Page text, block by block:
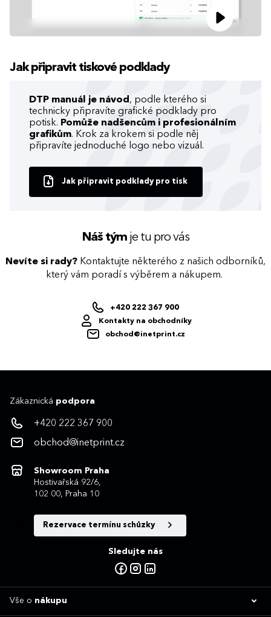
Jak připravit tiskové podklady
DTP manuál je návod , podle kterého si
technicky připravíte grafické podklady pro
potisk. Pomůže nadšencům i profesionálním
grafikům. Krok za krokem si podle něj
připravíte jednoduché logo nebo vizuál.
Jak připravit podklady pro tisk
Náš týmje tu pro vás
Nevíte si rady? Kontaktujte některého z našich odborníků,
který vám poradí s výběrem a nákupem.
+420 222 367 900
Kontakty na obchodníky
obchod@inetprint.cz
Zákaznická podpora
+420 222 367 900
obchod@inetprint.cz
Showroom Praha
Hostivařská 92/6,
102 00, Praha 10
Rezervace termínu schůzky
Sledujte nás
Vše o nákupu